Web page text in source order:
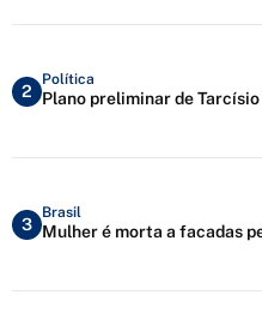
2
Política
Plano preliminar de
3
Brasil
Mulher é morta a facadas